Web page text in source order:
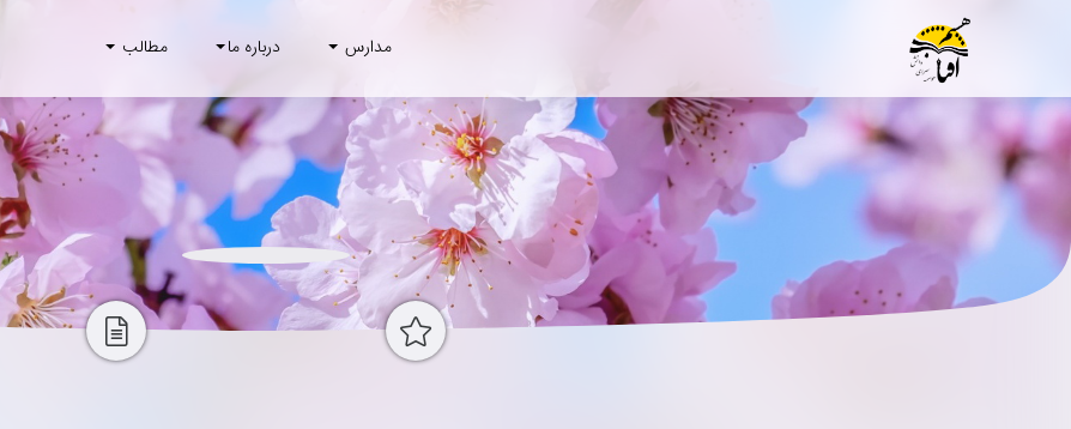
مدارس درباره ما مطالب